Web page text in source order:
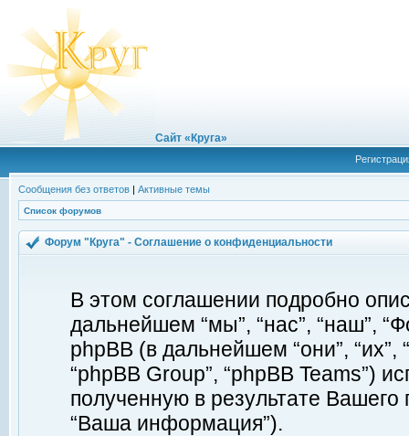
Сайт «Круга»
Сообщения без ответов | Активные темы
Список форумов
Форум "Круга" - Соглашение о конфиденциальности
В этом соглашении подробно
дальнейшем “мы”, “нас”, “наш”,
phpBB (в дальнейшем “они”, “их”,
“phpBB Group”, “phpBB Teams”)
полученную в результате
“Ваша информация”).